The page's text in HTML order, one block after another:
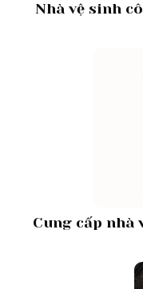
Nhà vệ sinh
Cung cấp nhà